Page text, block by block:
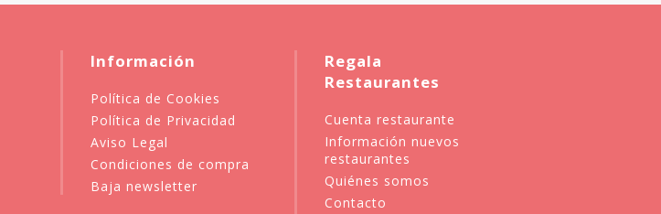
Información
Política de Cookies
Política de Privacidad
Aviso Legal
Condiciones de compra
Baja newsletter
Regala
Restaurantes
Cuenta restaurante
Información nuevos
restaurantes
Quiénes somos
Contacto